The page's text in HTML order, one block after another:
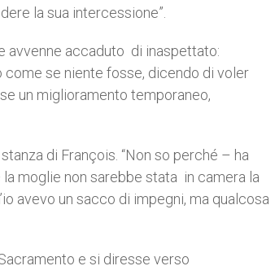
la sua intercessione”.
avvenne accaduto di inaspettato:
come se niente fosse, dicendo di voler
un miglioramento temporaneo,
di François. “Non so perché – ha
moglie non sarebbe stata in camera la
avevo un sacco di impegni, ma qualcosa
e si diresse verso